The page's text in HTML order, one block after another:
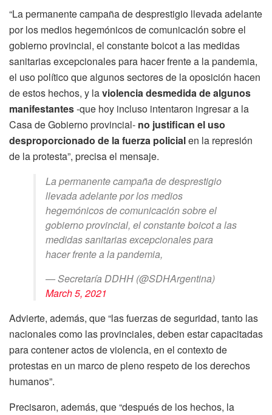
“La permanente campaña de desprestigio llevada adelante
por los medios hegemónicos de comunicación sobre el
gobierno provincial, el constante boicot a las medidas
sanitarias excepcionales para hacer frente a la pandemia,
el uso político que algunos sectores de la oposición hacen
de estos hechos, y laviolencia desmedida de algunos
manifestantes-que hoy incluso intentaron ingresar a la
Casa de Gobierno provincial- no justifican el uso
desproporcionado de la fuerza policialen la represión
de la protesta”, precisa el mensaje.
La permanente campaña de desprestigio
llevada adelante por los medios
hegemónicos de comunicación sobre el
gobierno provincial, el constante boicot a las
medidas sanitarias excepcionales para
hacer frente a la pandemia,
— Secretaría DDHH (@SDHArgentina)
March 5, 2021
Advierte, además, que “las fuerzas de seguridad, tanto las
nacionales como las provinciales, deben estar capacitadas
para contener actos de violencia, en el contexto de
protestas en un marco de pleno respeto de los derechos
humanos”.
Precisaron, además, que “después de los hechos, la